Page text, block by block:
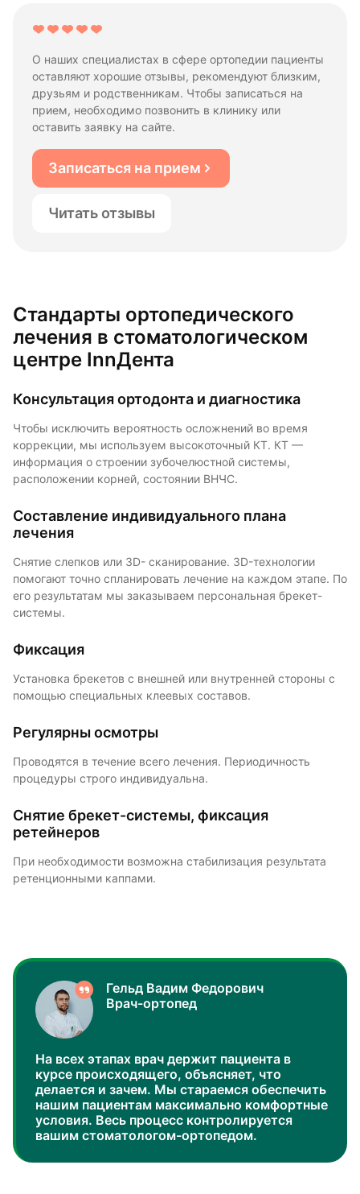
О наших специалистах в сфере ортопедии пациенты
оставляют хорошие отзывы, рекомендуют близким,
друзьям и родственникам. Чтобы записаться на
прием, необходимо позвонить в клинику или
оставить заявку на сайте.
Записаться на прием
Читать отзывы
Стандарты ортопедического
лечения в стоматологическом
центре InnДента
Консультация ортодонта и диагностика
Чтобы исключить вероятность осложнений во время
коррекции, мы используем высокоточный КТ. КТ —
информация о строении зубочелюстной системы,
расположении корней, состоянии ВНЧС.
Составление индивидуального плана
лечения
Снятие слепков или 3D- сканирование. 3D-технологии
помогают точно спланировать лечение на каждом этапе. По
его результатам мы заказываем персональная брекет-
системы.
Фиксация
Установка брекетов с внешней или внутренней стороны с
помощью специальных клеевых составов.
Регулярны осмотры
Проводятся в течение всего лечения. Периодичность
процедуры строго индивидуальна.
Снятие брекет-системы, фиксация
ретейнеров
При необходимости возможна стабилизация результата
ретенционными каппами.
Гельд Вадим Федорович
Врач-ортопед
На всех этапах врач держит пациента в
курсе происходящего, объясняет, что
делается и зачем. Мы стараемся обеспечить
нашим пациентам максимально комфортные
условия. Весь процесс контролируется
вашим стоматологом-ортопедом.